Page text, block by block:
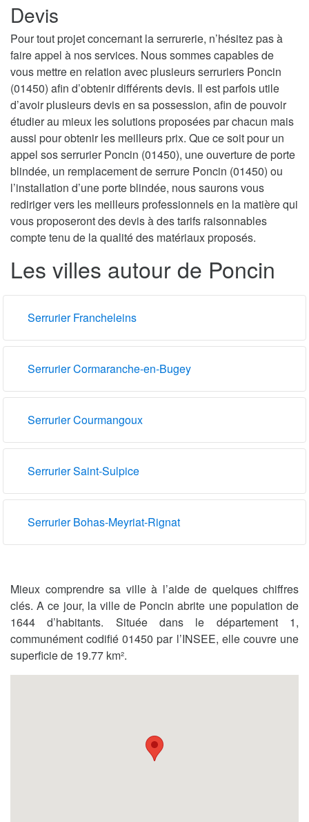
Devis
Pour tout projet concernant la serrurerie, n’hésitez pas à
faire appel à nos services. Nous sommes capables de
vous mettre en relation avec plusieurs serruriers Poncin
(01450) afin d’obtenir différents devis. Il est parfois utile
d’avoir plusieurs devis en sa possession, afin de pouvoir
étudier au mieux les solutions proposées par chacun mais
aussi pour obtenir les meilleurs prix. Que ce soit pour un
appel sos serrurier Poncin (01450), une ouverture de porte
blindée, un remplacement de serrure Poncin (01450) ou
l’installation d’une porte blindée, nous saurons vous
rediriger vers les meilleurs professionnels en la matière qui
vous proposeront des devis à des tarifs raisonnables
compte tenu de la qualité des matériaux proposés.
Les villes autour de Poncin
Serrurier Francheleins
Serrurier Cormaranche-en-Bugey
Serrurier Courmangoux
Serrurier Saint-Sulpice
Serrurier Bohas-Meyriat-Rignat
Mieux comprendre sa ville à l’aide de quelques chiffres
clés. A ce jour, la ville de Poncin abrite une population de
1644 d’habitants. Située dans le département 1,
communément codifié 01450 par l’INSEE, elle couvre une
superficie de 19.77 km².